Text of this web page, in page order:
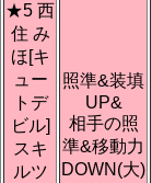
★5 西
住 み
ほ[キ
ュー
トデ
ビル]
スキ
ルツ
照準&装填
UP&
相手の照
準&移動力
DOWN(大)